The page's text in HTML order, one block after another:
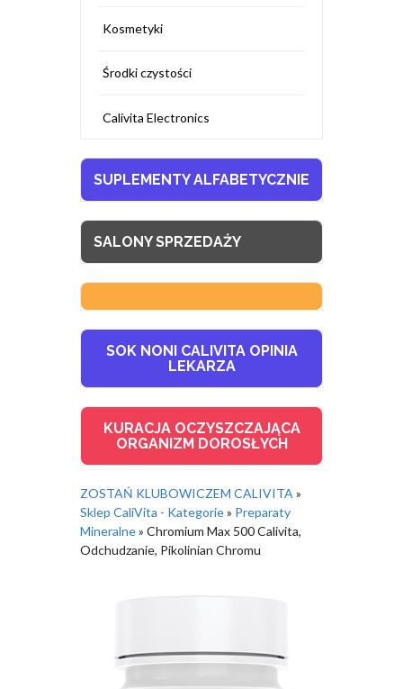
Kosmetyki
Środki czystości
Calivita Electronics
SUPLEMENTY ALFABETYCZNIE
SALONY SPRZEDAŻY
SOK NONI CALIVITA OPINIA
LEKARZA
KURACJA OCZYSZCZAJĄCA
ORGANIZM DOROSŁYCH
ZOSTAŃ KLUBOWICZEM CALIVITA »
Sklep CaliVita - Kategorie» Preparaty
Mineralne» Chromium Max 500 Calivita,
Odchudzanie, Pikolinian Chromu